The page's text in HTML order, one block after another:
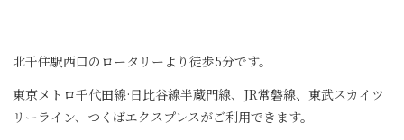
北千住駅西口のロータリーより徒歩5分です。
東京メトロ千代田線·日比谷線半蔵門線、JR常磐線、東武スカイツ
リーライン、つくばエクスプレスがご利用できます。